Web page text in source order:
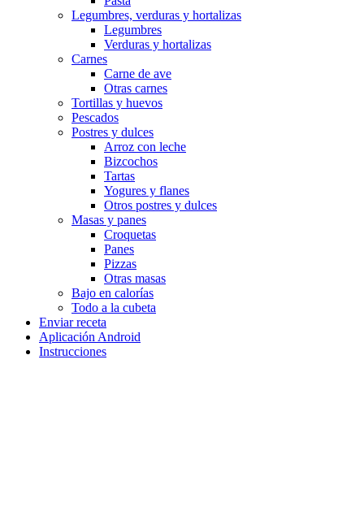
Legumbres, verduras y hortalizas
Legumbres
Verduras y hortalizas
Carnes
Carne de ave
Otras carnes
Tortillas y huevos
Pescados
Postres y dulces
Arroz con leche
Bizcochos
Tartas
Yogures y flanes
Otros postres y dulces
Masas y panes
Croquetas
Panes
Pizzas
Otras masas
Bajo en calorías
Todo a la cubeta
Enviar receta
Aplicación Android
Instrucciones